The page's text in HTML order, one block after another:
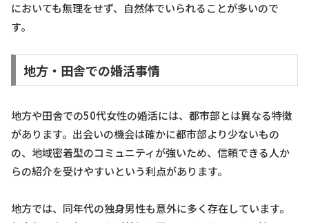
においても無理をせず、自然体でいられることが多いので
す。
地方・田舎での婚活事情
地方や田舎での50代女性の婚活には、都市部とは異なる特徴
があります。出会いの機会は確かに都市部より少ないもの
の、地域密着型のコミュニティが強いため、信頼できる人か
らの紹介を受けやすいという利点があります。
地方では、同年代の独身男性も意外に多く存在しています。